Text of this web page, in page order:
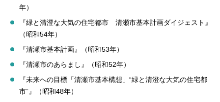
年）
『緑と清澄な大気の住宅都市 清瀬市基本計画ダイジェスト』
（昭和54年）
『清瀬市基本計画』（昭和53年）
『清瀬市のあらまし』（昭和52年）
『未来への目標「清瀬市基本構想」“緑と清澄な大気の住宅都
市”』（昭和48年）